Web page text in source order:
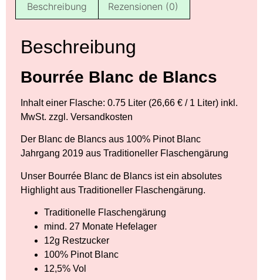
Beschreibung Rezensionen (0)
Beschreibung
Bourrée Blanc de Blancs
Inhalt einer Flasche: 0.75 Liter (26,66 € / 1 Liter) inkl.
MwSt. zzgl. Versandkosten
Der Blanc de Blancs aus 100% Pinot Blanc
Jahrgang 2019 aus Traditioneller Flaschengärung
Unser Bourrée Blanc de Blancs ist ein absolutes
Highlight aus Traditioneller Flaschengärung.
Traditionelle Flaschengärung
mind. 27 Monate Hefelager
12g Restzucker
100% Pinot Blanc
12,5% Vol